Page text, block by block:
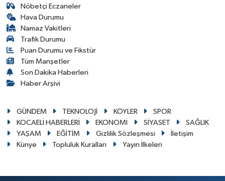
Nöbetçi Eczaneler
Hava Durumu
Namaz Vakitleri
Trafik Durumu
Puan Durumu ve Fikstür
Tüm Manşetler
Son Dakika Haberleri
Haber Arşivi
GÜNDEM TEKNOLOJİ KÖYLER
SPOR
KOCAELİ HABERLERİ
EKONOMİ SİYASET
SAĞLIK
YAŞAM
EĞİTİM Gizlilik Sözleşmesi
İletişim
Künye
Topluluk Kuralları Yayın İlkeleri